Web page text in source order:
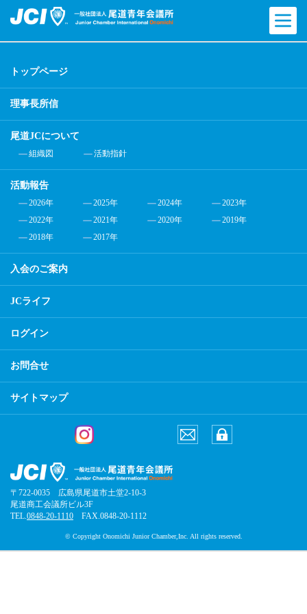
トップページ
理事長所信
尾道JCについて
組織図 活動指針
活動報告
2026年 2025年 2024年
2023年
2022年
2021年 2020年
2019年
2018年
2017年
入会のご案内
JCライフ
ログイン
お問合せ
サイトマップ
〒722-0035 広島県尾道市土堂2-10-3
尾道商工会議所ビル3F
TEL.0848-20-1110 FAX.0848-20-1112
© Copyright Onomichi Junior Chamber,Inc. All rights reserved.